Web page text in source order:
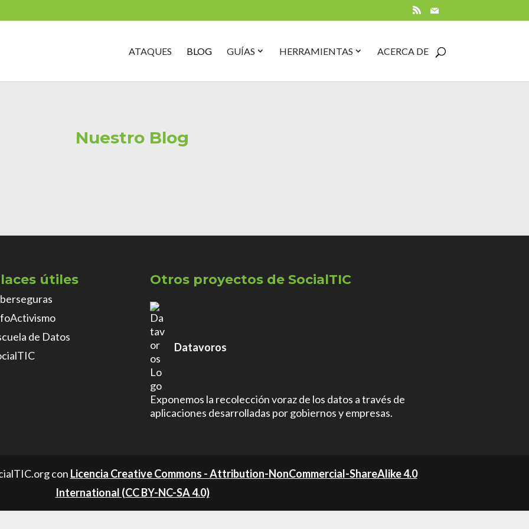
RSS Mail
ATAQUES BLOG GUÍASOPENCLOSE
HERRAMIENTASOPENCLOSE
ACERCA DE
Nuestro Blog
útiles
de Datos
Otros proyectos de SocialTIC
Datavoros
Exponemos la recolección voraz de los datos a través de
aplicaciones desarrolladas por gobiernos y empresas.
con Licencia Creative Commons - Attribution-NonCommercial-ShareAlike 4.0
International (CC BY-NC-SA 4.0)